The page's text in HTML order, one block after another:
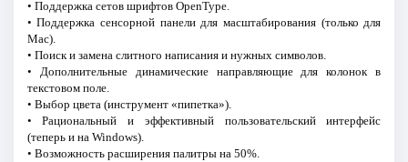
• Поддержка сетов шрифтов OpenType.
• Поддержка сенсорной панели для масштабирования (только для
Mac).
• Поиск и замена слитного написания и нужных символов.
• Дополнительные динамические направляющие для колонок в
текстовом поле.
• Выбор цвета (инструмент «пипетка»).
• Рациональный и эффективный пользовательский интерфейс
(теперь и на Windows).
• Возможность расширения палитры на 50%.